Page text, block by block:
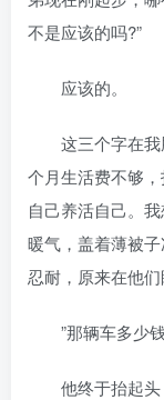
不是应该的吗?”
应该的。
这三个字在我
个月生活费不够
自己养活自己。
暖气，盖着薄被
忍耐，原来在他们
”那辆车多少钱
他终于抬起头